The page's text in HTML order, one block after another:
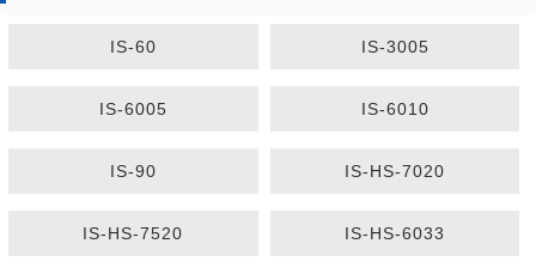
IS-60 IS-3005
IS-6005 IS-6010
IS-90 IS-HS-7020
IS-HS-7520 IS-HS-6033